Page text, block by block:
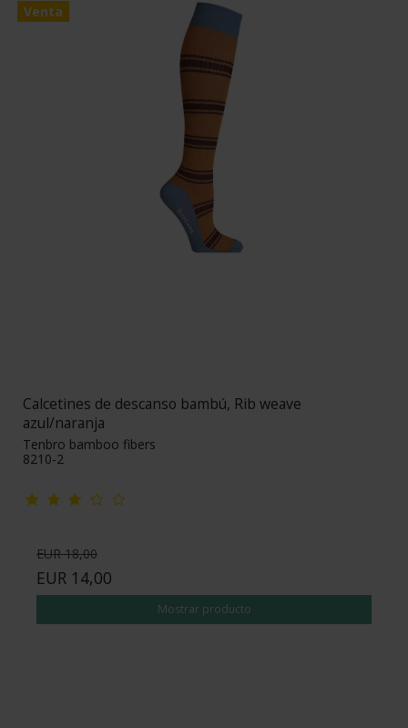
Venta
Calcetines de descanso bambú, Rib weave
azul/naranja
Tenbro bamboo fibers
8210-2
EUR 18,00
EUR 14,00
Mostrar producto